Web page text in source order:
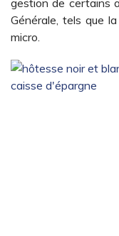
gestion de certains
Générale, tels que
micro.